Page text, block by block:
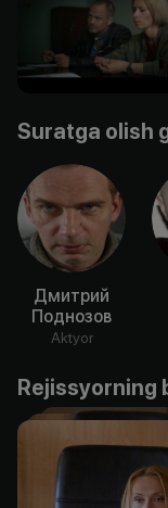
Suratga olish
Дмитрий
Поднозов
Aktyor
Rejissyorning